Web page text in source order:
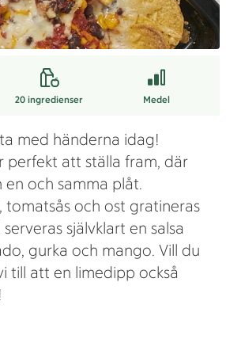
20 ingredienser Medel
med händerna idag!
perfekt att ställa fram, där
en och samma plåt.
tomatsås och ost gratineras
självklart en salsa
gurka och mango. Vill du
till att en limedipp också